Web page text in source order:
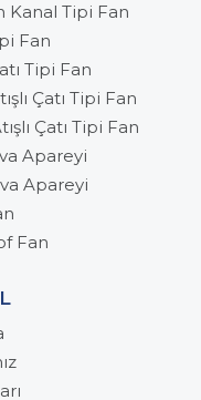
Kanal Tipi Fan
Fan
Tipi Fan
Çatı Tipi Fan
Çatı Tipi Fan
Apareyi
Apareyi
Fan